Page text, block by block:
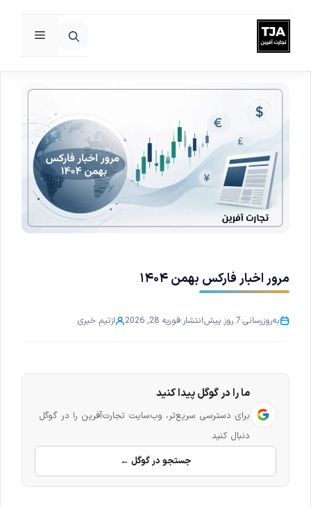
پرش
به
فهرست
مرور اخبار فارکس بهمن ۱۴۰۴
به‌روزرسانی:7 روز پیش انتشار:فوریه 28, 2026 ازتیم خبری
ما را در گوگل پیدا کنید
برای دسترسی سریع‌تر، وب‌سایت تجارت‌آفرین را در گوگل
دنبال کنید
جستجو در گوگل ←